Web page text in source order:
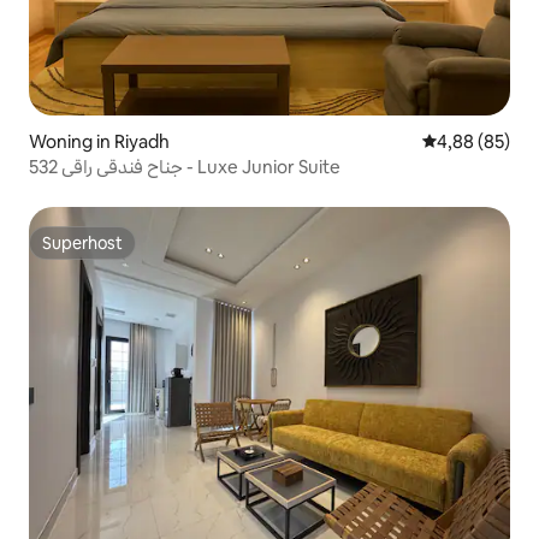
Woning in Riyadh Gemiddelde
4,88 (85)
532 جناح فندقي راقي - Luxe Junior Suite
Superhost
Superhost